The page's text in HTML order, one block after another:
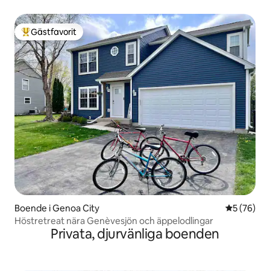
Populär gästfavorit
Gästfavorit
Boende i Genoa City 5 av 5 i
5 (76)
Höstretreat nära Genèvesjön och äppelodlingar
Privata, djurvänliga boenden